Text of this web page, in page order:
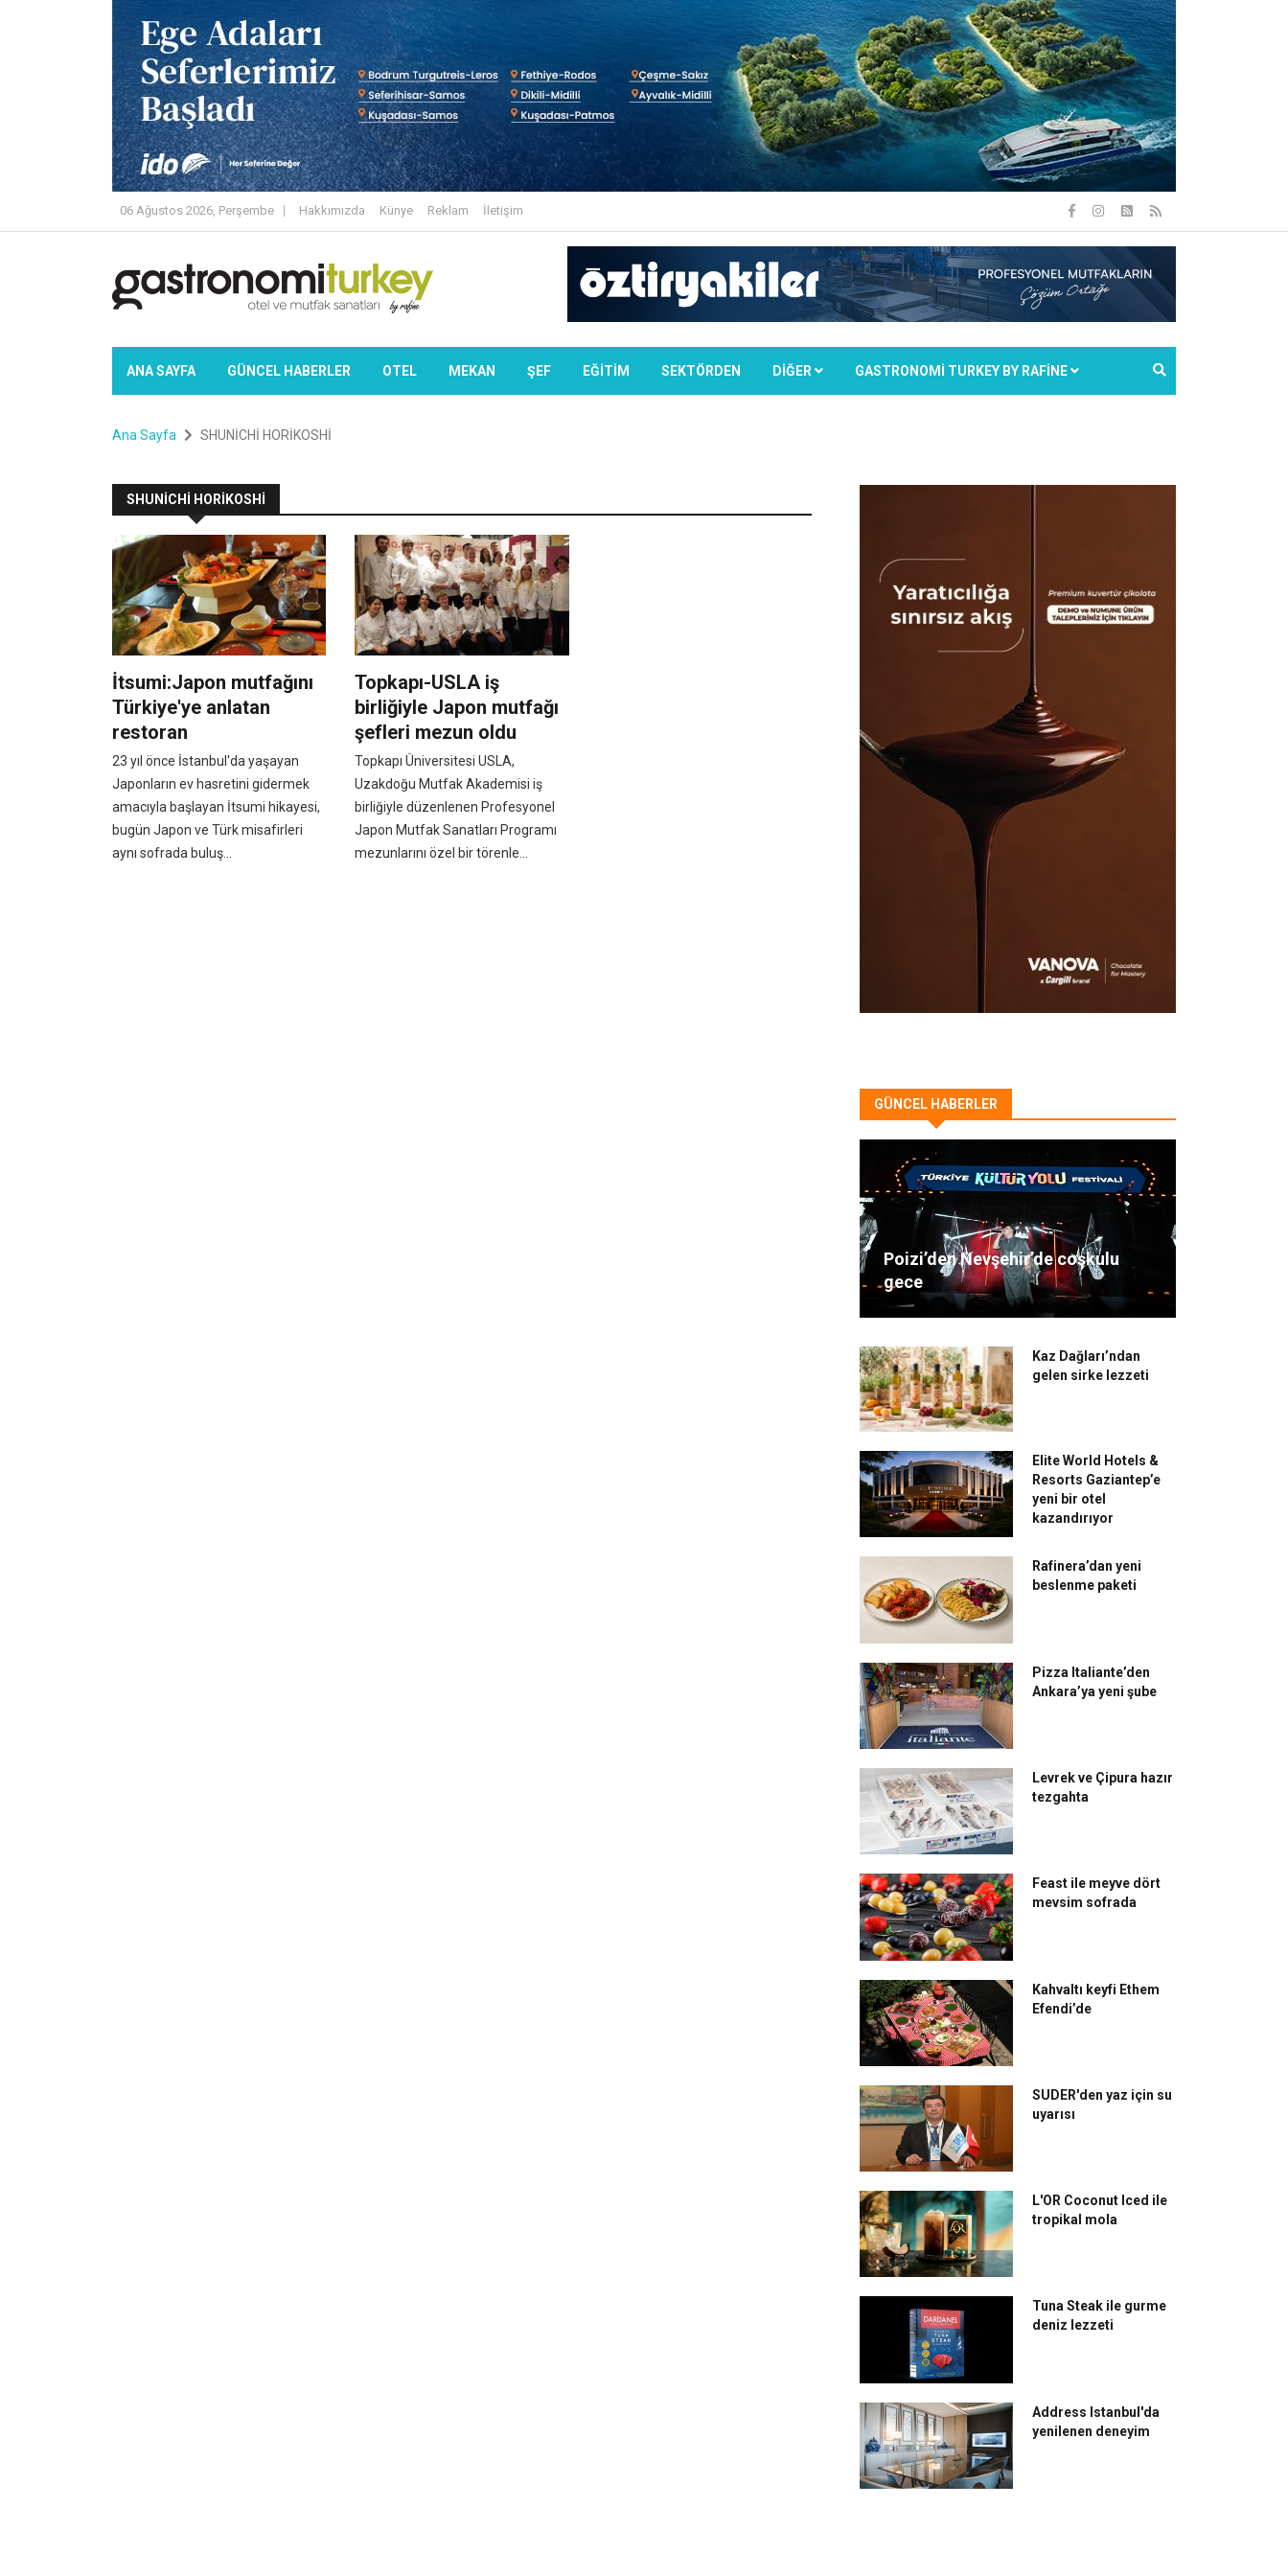
06 Ağustos 2026, Perşembe Hakkımızda Künye Reklam İletişim
ANA SAYFA GÜNCEL HABERLER OTEL MEKAN ŞEF EĞİTİM SEKTÖRDEN DIĞER GASTRONOMİ TURKEY BY RAFİNE
Ana Sayfa SHUNİCHİ HORİKOSHİ
SHUNİCHİ HORİKOSHİ
İtsumi:Japon mutfağını
Türkiye'ye anlatan
restoran
23 yıl önce İstanbul'da yaşayan
Japonların ev hasretini gidermek
amacıyla başlayan İtsumi hikayesi,
bugün Japon ve Türk misafirleri
aynı sofrada buluş...
Topkapı-USLA iş
birliğiyle Japon mutfağı
şefleri mezun oldu
Topkapı Üniversitesi USLA,
Uzakdoğu Mutfak Akademisi iş
birliğiyle düzenlenen Profesyonel
Japon Mutfak Sanatları Programı
mezunlarını özel bir törenle...
GÜNCEL HABERLER
Poizi’den Nevşehir’de coşkulu
gece
Kaz Dağları’ndan
gelen sirke lezzeti
Elite World Hotels &
Resorts Gaziantep’e
yeni bir otel
kazandırıyor
Rafinera’dan yeni
beslenme paketi
Pizza Italiante’den
Ankara’ya yeni şube
Levrek ve Çipura hazır
tezgahta
Feast ile meyve dört
mevsim sofrada
Kahvaltı keyfi Ethem
Efendi’de
SUDER'den yaz için su
uyarısı
L'OR Coconut Iced ile
tropikal mola
Tuna Steak ile gurme
deniz lezzeti
Address Istanbul'da
yenilenen deneyim